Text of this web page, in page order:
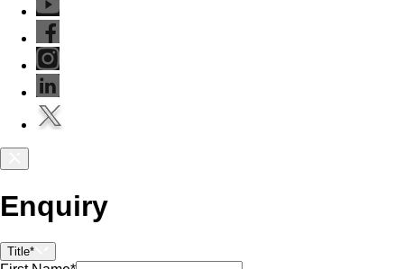
Enquiry
Title*